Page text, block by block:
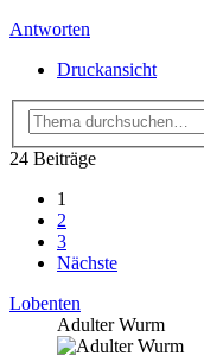
Antworten
Druckansicht
24 Beiträge
1
2
3
Nächste
Lobenten
Adulter Wurm